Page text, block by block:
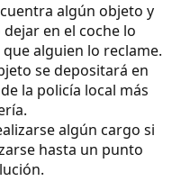
algún objeto y
en el coche lo
alguien lo reclame.
se depositará en
la policía local más
algún cargo si
hasta un punto